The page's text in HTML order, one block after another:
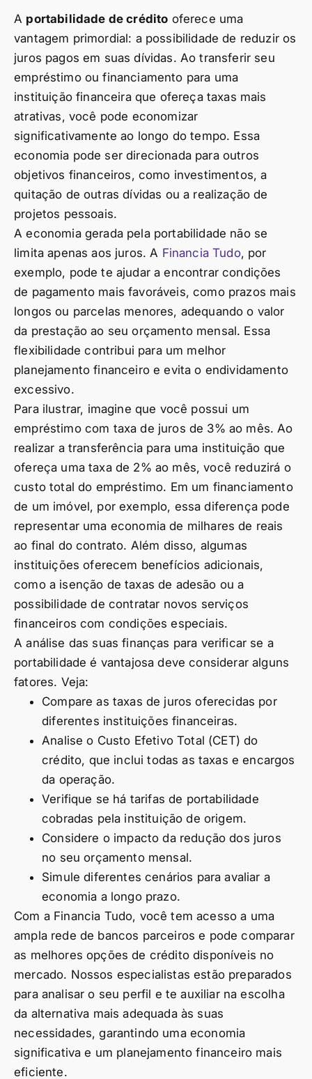
A portabilidade de crédito oferece uma
vantagem primordial: a possibilidade de reduzir os
juros pagos em suas dívidas. Ao transferir seu
empréstimo ou financiamento para uma
instituição financeira que ofereça taxas mais
atrativas, você pode economizar
significativamente ao longo do tempo. Essa
economia pode ser direcionada para outros
objetivos financeiros, como investimentos, a
quitação de outras dívidas ou a realização de
projetos pessoais.
A economia gerada pela portabilidade não se
limita apenas aos juros. A Financia Tudo, por
exemplo, pode te ajudar a encontrar condições
de pagamento mais favoráveis, como prazos mais
longos ou parcelas menores, adequando o valor
da prestação ao seu orçamento mensal. Essa
flexibilidade contribui para um melhor
planejamento financeiro e evita o endividamento
excessivo.
Para ilustrar, imagine que você possui um
empréstimo com taxa de juros de 3% ao mês. Ao
realizar a transferência para uma instituição que
ofereça uma taxa de 2% ao mês, você reduzirá o
custo total do empréstimo. Em um financiamento
de um imóvel, por exemplo, essa diferença pode
representar uma economia de milhares de reais
ao final do contrato. Além disso, algumas
instituições oferecem benefícios adicionais,
como a isenção de taxas de adesão ou a
possibilidade de contratar novos serviços
financeiros com condições especiais.
A análise das suas finanças para verificar se a
portabilidade é vantajosa deve considerar alguns
fatores. Veja:
Compare as taxas de juros oferecidas por
diferentes instituições financeiras.
Analise o Custo Efetivo Total (CET) do
crédito, que inclui todas as taxas e encargos
da operação.
Verifique se há tarifas de portabilidade
cobradas pela instituição de origem.
Considere o impacto da redução dos juros
no seu orçamento mensal.
Simule diferentes cenários para avaliar a
economia a longo prazo.
Com a Financia Tudo, você tem acesso a uma
ampla rede de bancos parceiros e pode comparar
as melhores opções de crédito disponíveis no
mercado. Nossos especialistas estão preparados
para analisar o seu perfil e te auxiliar na escolha
da alternativa mais adequada às suas
necessidades, garantindo uma economia
significativa e um planejamento financeiro mais
eficiente.